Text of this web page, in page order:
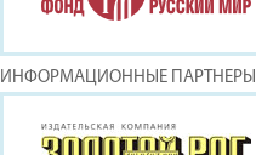
ИНФОРМАЦИОННЫЕ ПАРТНЕРЫ